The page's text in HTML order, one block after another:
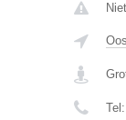
Tel: